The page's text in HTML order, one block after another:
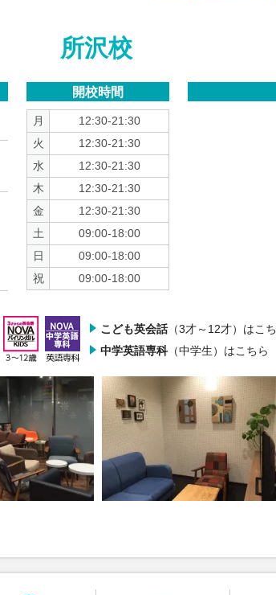
所沢校
こども英会話（3才～12才）はこ
中学英語専科（中学生）はこちら
開校時間
月
12:30-21:30
火
12:30-21:30
水
12:30-21:30
木
12:30-21:30
金
12:30-21:30
土
09:00-18:00
日
09:00-18:00
祝
09:00-18:00